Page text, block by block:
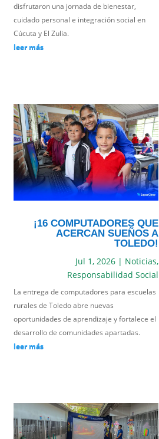
disfrutaron una jornada de bienestar,
cuidado personal e integración social en
Cúcuta y El Zulia.
leer más
¡16 COMPUTADORES QUE
ACERCAN SUEÑOS A
TOLEDO!
Jul 1, 2026| Noticias,
Responsabilidad Social
La entrega de computadores para escuelas
rurales de Toledo abre nuevas
oportunidades de aprendizaje y fortalece el
desarrollo de comunidades apartadas.
leer más